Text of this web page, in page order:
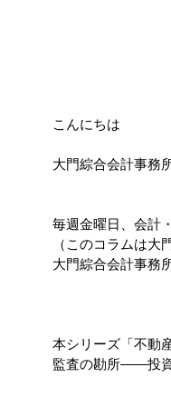
こんにちは
大門綜合会計事務
毎週金曜日、会計
（このコラムは大
大門綜合会計事務
本シリーズ「不動
監査の勘所――投資